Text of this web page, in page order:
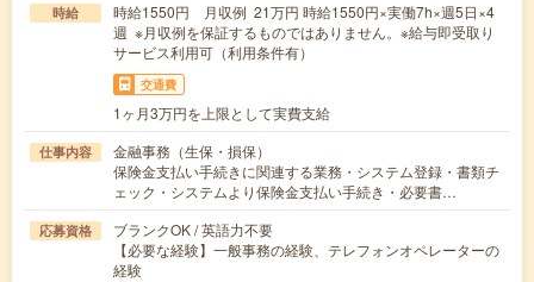
時給
時給1550円 月収例 21万円 時給1550円×実働7h×週5日×4
週 ※月収例を保証するものではありません。※給与即受取り
サービス利用可（利用条件有）
交通費
1ヶ月3万円を上限として実費支給
仕事内容
金融事務（生保・損保）
保険金支払い手続きに関連する業務・システム登録・書類チ
ェック・システムより保険金支払い手続き・必要書…
応募資格
ブランクOK / 英語力不要
【必要な経験】一般事務の経験、テレフォンオペレーターの
経験